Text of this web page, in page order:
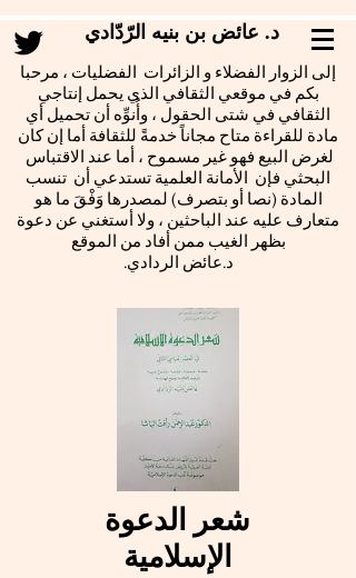
د. عائض بن بنيه الرّدّادي
إلى الزوار الفضلاء و الزائرات الفضليات ، مرحبا
بكم في موقعي الثقافي الذي يحمل إنتاجي
الثقافي في شتى الحقول ، وأُنوِّه أن تحميل أي
مادة للقراءة متاح مجاناً خدمةً للثقافة أما إن كان
لغرض البيع فهو غير مسموح ، أما عند الاقتباس
البحثي فإن الأمانة العلمية تستدعي أن تنسب
المادة (نصا أو بتصرف) لمصدرها وَفْقَ ما هو
متعارف عليه عند الباحثين ، ولا أستغني عن دعوة
بظهر الغيب ممن أفاد من الموقع
.د.عائض الردادي
شعر الدعوة
الإسلامية